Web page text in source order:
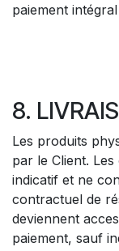
paiement
8.
Les produits
par le Client.
indicatif et ne
contractuel de
deviennent
paiement, sauf